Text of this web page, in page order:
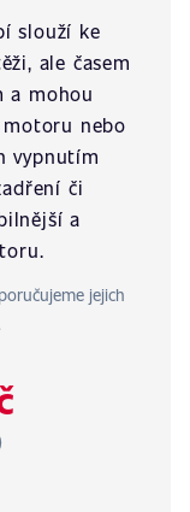
slouží ke
ale časem
a mohou
nebo
vypnutím
či
a
jejich